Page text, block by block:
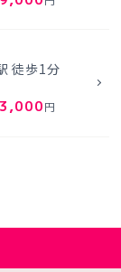
駅 徒歩1分
円